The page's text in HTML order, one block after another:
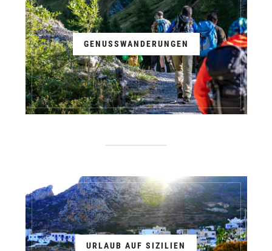
GENUSSWANDERUNGEN
URLAUB AUF SIZILIEN